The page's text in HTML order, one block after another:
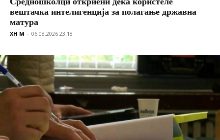
вештачка интелигенција за полагање државна
матура
XH M - 06.08.2026 23:18